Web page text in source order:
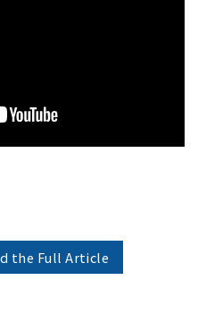
the Full Article